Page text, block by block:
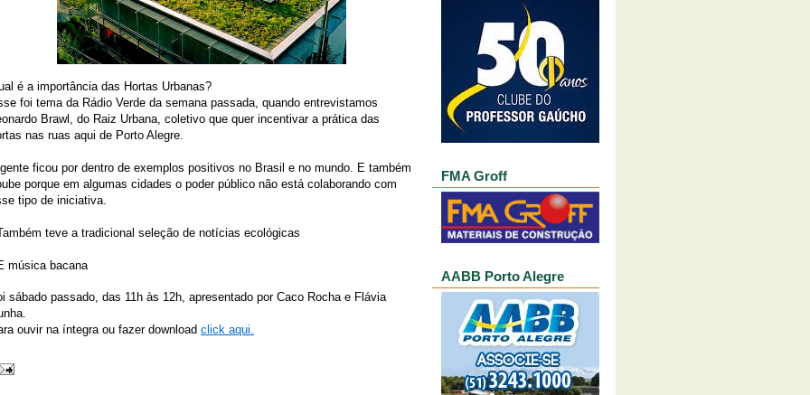
é a importância das Hortas Urbanas?
foi tema da Rádio Verde da semana passada, quando entrevistamos
Brawl, do Raiz Urbana, coletivo que quer incentivar a prática das
nas ruas aqui de Porto Alegre.
ficou por dentro de exemplos positivos no Brasil e no mundo. E também
porque em algumas cidades o poder público não está colaborando com
tipo de iniciativa.
teve a tradicional seleção de notícias ecológicas
música bacana
sábado passado, das 11h às 12h, apresentado por Caco Rocha e Flávia
ouvir na íntegra ou fazer download click aqui.
FMA Groff
AABB Porto Alegre